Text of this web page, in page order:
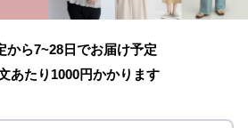
から7~28日でお届け予定
あたり 1000円かかります